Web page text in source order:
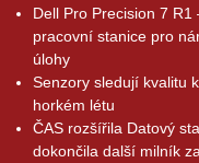
Dell Pro Precision 7 R1
pracovní stanice pro
úlohy
Senzory sledují kvalitu
horkém létu
ČAS rozšířila Datový
dokončila další milník